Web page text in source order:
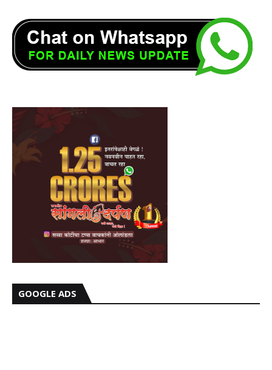
GOOGLE ADS